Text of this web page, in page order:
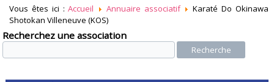
Vous êtes ici :Accueil Annuaire associatif
Karaté Do Okinawa
Shotokan Villeneuve (KOS)
Recherchez une association
Recherche